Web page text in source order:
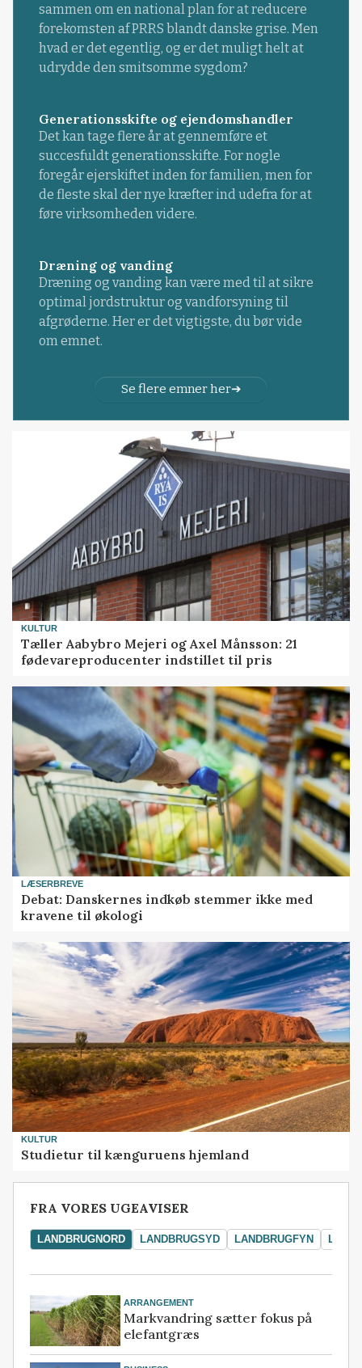
sammen om en national plan for at reducere
forekomsten af PRRS blandt danske grise. Men
hvad er det egentlig, og er det muligt helt at
udrydde den smitsomme sygdom?
Generationsskifte og ejendomshandler
Det kan tage flere år at gennemføre et
succesfuldt generationsskifte. For nogle
foregår ejerskiftet inden for familien, men for
de fleste skal der nye kræfter ind udefra for at
føre virksomheden videre.
Dræning og vanding
Dræning og vanding kan være med til at sikre
optimal jordstruktur og vandforsyning til
afgrøderne. Her er det vigtigste, du bør vide
om emnet.
Se flere emner her
KULTUR
Tæller Aabybro Mejeri og Axel Månsson: 21
fødevareproducenter indstillet til pris
LÆSERBREVE
Debat: Danskernes indkøb stemmer ikke med
kravene til økologi
KULTUR
Studietur til kænguruens hjemland
FRA VORES UGEAVISER
LANDBRUGNORD LANDBRUGSYD LANDBRUGFYN
ARRANGEMENT
Markvandring sætter fokus på
elefantgræs